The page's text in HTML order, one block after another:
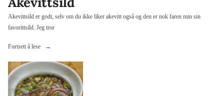
Akevittsild er godt, selv om du ikke liker akevitt også og den er nok faren min sin
favorittsild. Jeg tror
Fortsett å lese «Akevittsild»